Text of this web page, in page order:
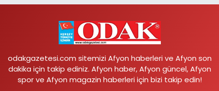
odakgazetesi.com sitemizi Afyon haberleri ve Afyon son
dakika için takip ediniz. Afyon haber, Afyon güncel, Afyon
spor ve Afyon magazin haberleri için bizi takip edin!